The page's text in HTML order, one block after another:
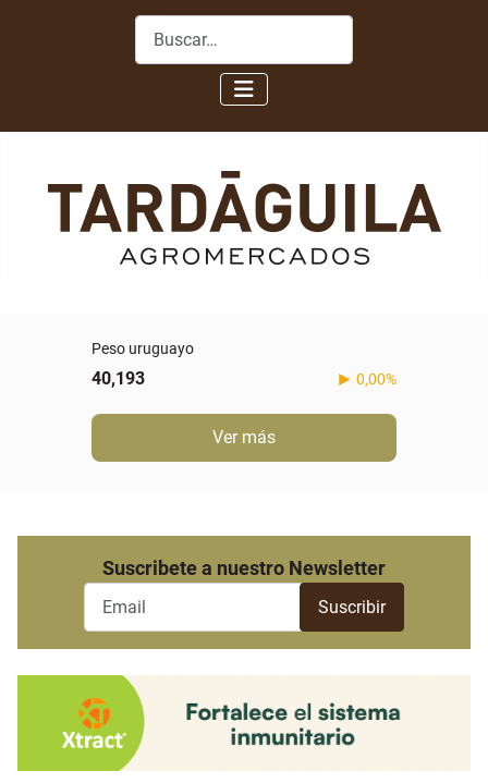
Buscar
Peso uruguayo
40,193 0,00%
Ver más
Suscribete a nuestro Newsletter